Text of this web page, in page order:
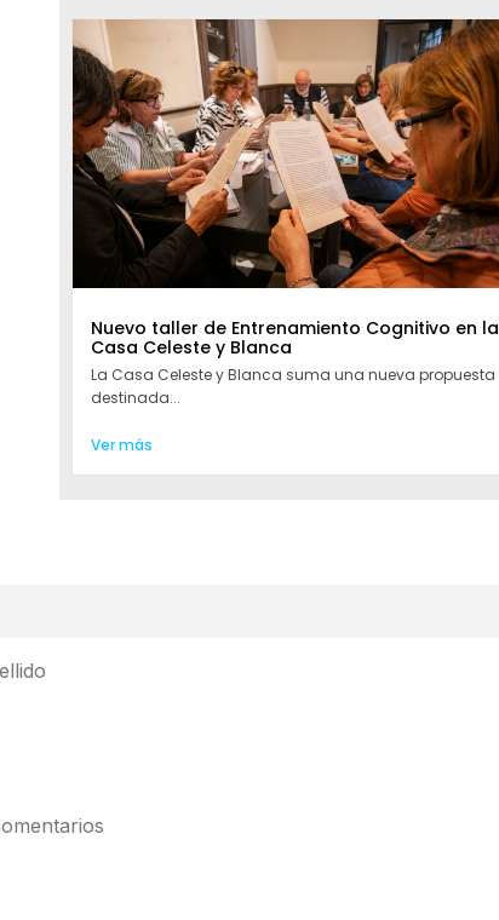
Nuevo taller de Entrenamiento Cognitivo en la
Casa Celeste y Blanca
La Casa Celeste y Blanca suma una nueva propuesta
destinada...
Ver más